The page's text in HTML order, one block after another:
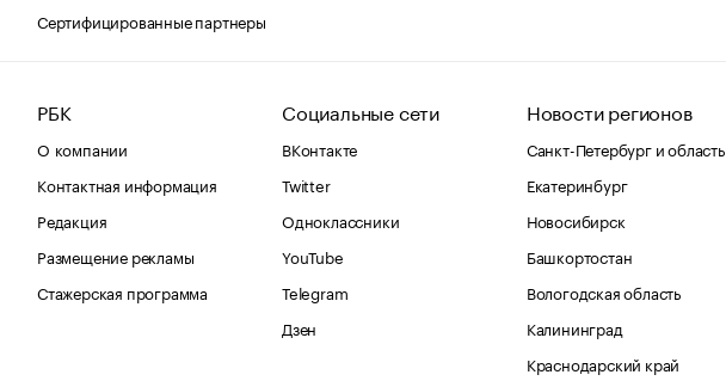
Сертифицированные партнеры
РБК
О компании
Контактная информация
Редакция
Размещение рекламы
Стажерская программа
Социальные сети
ВКонтакте
Twitter
Одноклассники
YouTube
Telegram
Дзен
Новости регионов
Санкт-Петербург и область
Екатеринбург
Новосибирск
Башкортостан
Вологодская область
Калининград
Краснодарский край